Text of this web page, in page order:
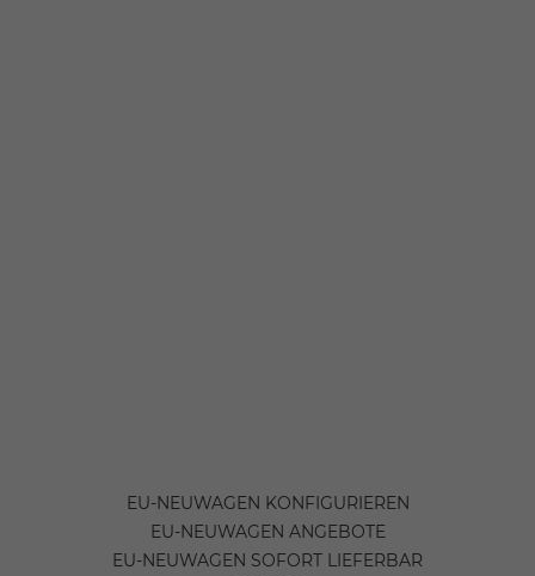
EU-NEUWAGEN KONFIGURIEREN
EU-NEUWAGEN ANGEBOTE
EU-NEUWAGEN SOFORT LIEFERBAR